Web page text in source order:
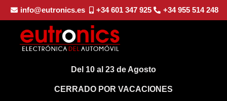
info@eutronics.es +34 601 347 925 +34 955 514 248
Del 10 al 23 de Agosto
CERRADO POR VACACIONES